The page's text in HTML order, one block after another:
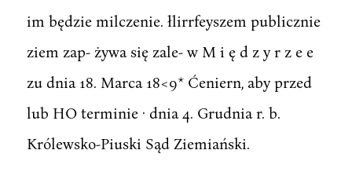
im będzie milczenie. łlirrfeyszem publicznie
ziem zap- żywa się zale- w M i ę d z y r z e e
zu dnia 18. Marca 18<9* Ćeniern, aby przed
lub HO terminie · dnia 4. Grudnia r. b.
Królewsko-Piuski Sąd Ziemiański.